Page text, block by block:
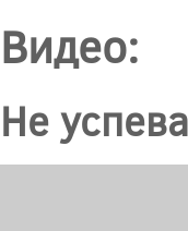
Видео:
Не